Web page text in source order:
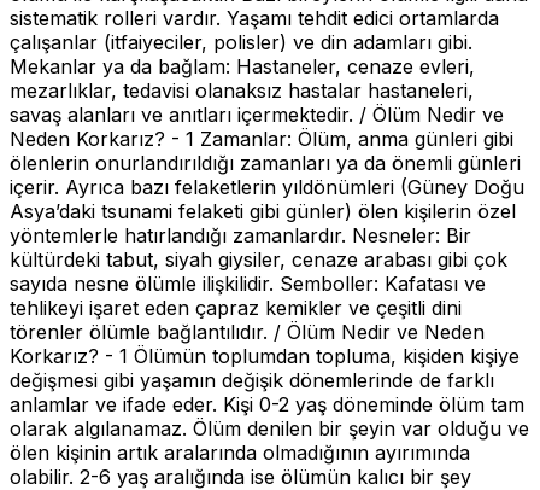
sistematik rolleri vardır. Yaşamı tehdit edici ortamlarda
çalışanlar (itfaiyeciler, polisler) ve din adamları gibi.
Mekanlar ya da bağlam: Hastaneler, cenaze evleri,
mezarlıklar, tedavisi olanaksız hastalar hastaneleri,
savaş alanları ve anıtları içermektedir. / Ölüm Nedir ve
Neden Korkarız? - 1 Zamanlar: Ölüm, anma günleri gibi
ölenlerin onurlandırıldığı zamanları ya da önemli günleri
içerir. Ayrıca bazı felaketlerin yıldönümleri (Güney Doğu
Asya’daki tsunami felaketi gibi günler) ölen kişilerin özel
yöntemlerle hatırlandığı zamanlardır. Nesneler: Bir
kültürdeki tabut, siyah giysiler, cenaze arabası gibi çok
sayıda nesne ölümle ilişkilidir. Semboller: Kafatası ve
tehlikeyi işaret eden çapraz kemikler ve çeşitli dini
törenler ölümle bağlantılıdır. / Ölüm Nedir ve Neden
Korkarız? - 1 Ölümün toplumdan topluma, kişiden kişiye
değişmesi gibi yaşamın değişik dönemlerinde de farklı
anlamlar ve ifade eder. Kişi 0-2 yaş döneminde ölüm tam
olarak algılanamaz. Ölüm denilen bir şeyin var olduğu ve
ölen kişinin artık aralarında olmadığının ayırımında
olabilir. 2-6 yaş aralığında ise ölümün kalıcı bir şey